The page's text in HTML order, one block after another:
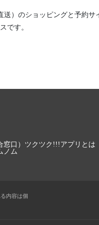
） のショッピングと予約サ
です。
口） ツクツク!!!アプリとは
ノム
内容は個